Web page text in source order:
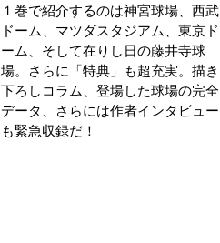
１巻で紹介するのは神宮球場、西武
ドーム、マツダスタジアム、東京ド
ーム、そして在りし日の藤井寺球
場。さらに「特典」も超充実。描き
下ろしコラム、登場した球場の完全
データ、さらには作者インタビュー
も緊急収録だ！